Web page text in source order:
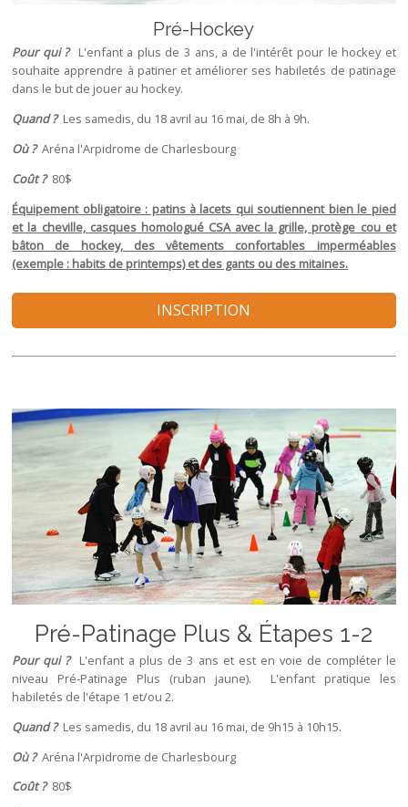
Pré-Hockey
Pour qui ? L'enfant a plus de 3 ans, a de l'intérêt pour le hockey et
souhaite apprendre à patiner et améliorer ses habiletés de patinage
dans le but de jouer au hockey.
Quand ?Les samedis, du 18 avril au 16 mai, de 8h à 9h.
Où ?Aréna l'Arpidrome de Charlesbourg
Coût ? 80$
Équipement obligatoire : patins à lacets qui soutiennent bien le pied
et la cheville, casques homologué CSA avec la grille, protège cou et
bâton de hockey, des vêtements confortables imperméables
(exemple : habits de printemps) et des gants ou des mitaines.
INSCRIPTION
Pré-Patinage Plus & Étapes 1-2
Pour qui ? L'enfant a plus de 3 ans et est en voie de compléter le
niveau Pré-Patinage Plus (ruban jaune). L'enfant pratique les
habiletés de l'étape 1 et/ou 2.
Quand ?Les samedis, du 18 avril au 16 mai, de 9h15 à 10h15.
Où ?Aréna l'Arpidrome de Charlesbourg
Coût ? 80$